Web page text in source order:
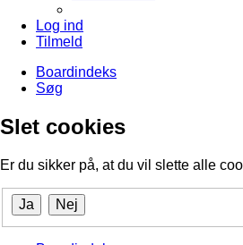
Log ind
Tilmeld
Boardindeks
Søg
Slet cookies
Er du sikker på, at du vil slette alle